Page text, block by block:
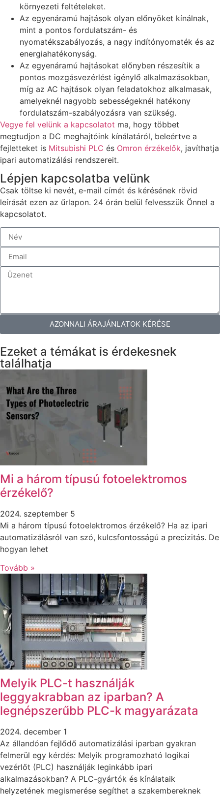
környezeti feltételeket.
Az egyenáramú hajtások olyan előnyöket kínálnak,
mint a pontos fordulatszám- és
nyomatékszabályozás, a nagy indítónyomaték és az
energiahatékonyság.
Az egyenáramú hajtásokat előnyben részesítik a
pontos mozgásvezérlést igénylő alkalmazásokban,
míg az AC hajtások olyan feladatokhoz alkalmasak,
amelyeknél nagyobb sebességeknél hatékony
fordulatszám-szabályozásra van szükség.
Vegye fel velünk a kapcsolatot ma, hogy többet
megtudjon a DC meghajtóink kínálatáról, beleértve a
fejletteket is Mitsubishi PLC és Omron érzékelők, javíthatja
ipari automatizálási rendszereit.
Lépjen kapcsolatba velünk
Csak töltse ki nevét, e-mail címét és kérésének rövid
leírását ezen az űrlapon. 24 órán belül felvesszük Önnel a
kapcsolatot.
AZONNALI ÁRAJÁNLATOK KÉRÉSE
Ezeket a témákat is érdekesnek
találhatja
Mi a három típusú fotoelektromos
érzékelő?
2024. szeptember 5
Mi a három típusú fotoelektromos érzékelő? Ha az ipari
automatizálásról van szó, kulcsfontosságú a precizitás. De
hogyan lehet
Tovább »
Melyik PLC-t használják
leggyakrabban az iparban? A
legnépszerűbb PLC-k magyarázata
2024. december 1
Az állandóan fejlődő automatizálási iparban gyakran
felmerül egy kérdés: Melyik programozható logikai
vezérlőt (PLC) használják leginkább ipari
alkalmazásokban? A PLC-gyártók és kínálataik
helyzetének megismerése segíthet a szakembereknek